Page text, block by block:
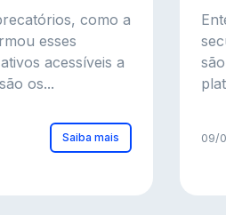
como a
esses
acessíveis a
os...
Saiba mais 09/